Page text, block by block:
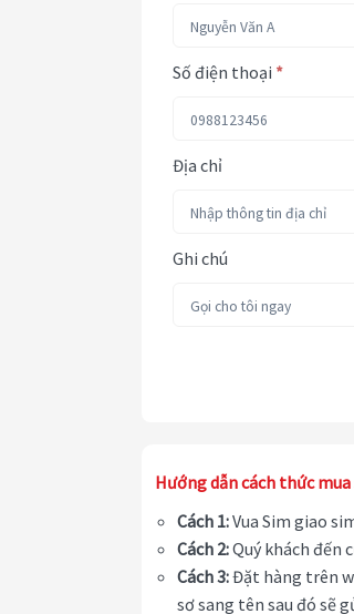
Số điện thoại *
Địa chỉ
Ghi chú
Hướng dẫn cách thức
Cách 1:Vua Sim giao
Cách 2:Quý khách đến
Cách 3:Đặt hàng trên
sơ sang tên sau đó sẽ